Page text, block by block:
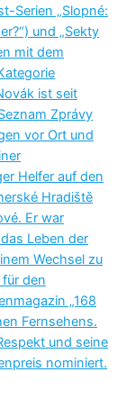
Serien „Slopné:
und „Sekty
mit dem
ist seit
Zprávy
vor Ort und
Helfer auf den
Hradiště
Er war
Leben der
Wechsel zu
den
„168
Fernsehens.
und seine
nominiert.